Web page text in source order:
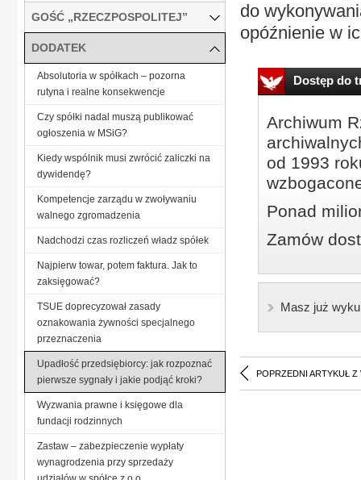
do
opóźnienie w
Dostęp do
Archiwum
od 1993
Ponad
Zamów
Masz już
POPRZEDNI ARTYKUŁ Z
GOŚĆ „RZECZPOSPOLITEJ”
DODATEK
Absolutoria w spółkach – pozorna
rutyna i realne konsekwencje
Czy spółki nadal muszą publikować
ogłoszenia w MSiG?
Kiedy wspólnik musi zwrócić zaliczki na
dywidendę?
Kompetencje zarządu w zwoływaniu
walnego zgromadzenia
Nadchodzi czas rozliczeń władz spółek
Najpierw towar, potem faktura. Jak to
zaksięgować?
TSUE doprecyzował zasady
oznakowania żywności specjalnego
przeznaczenia
Upadłość przedsiębiorcy: jak rozpoznać
pierwsze sygnały i jakie podjąć kroki?
Wyzwania prawne i księgowe dla
fundacji rodzinnych
Zastaw – zabezpieczenie wypłaty
wynagrodzenia przy sprzedaży